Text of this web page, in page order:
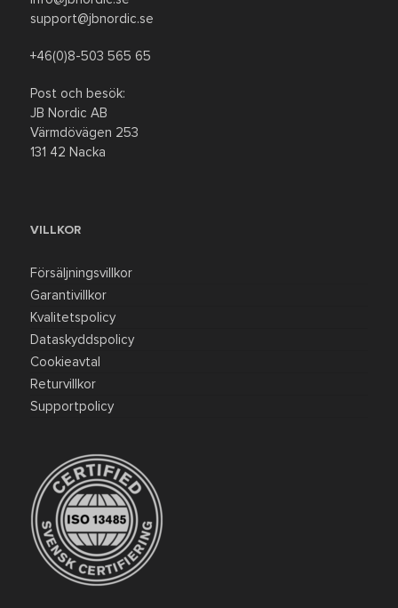
support@jbnordic.se
+46(0)8-503 565 65
Post och besök:
JB Nordic AB
Värmdövägen 253
131 42 Nacka
VILLKOR
Försäljningsvillkor
Garantivillkor
Kvalitetspolicy
Dataskyddspolicy
Cookieavtal
Returvillkor
Supportpolicy